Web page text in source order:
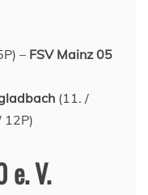
– FSV Mainz 05
(11. /
12P)
e. V.